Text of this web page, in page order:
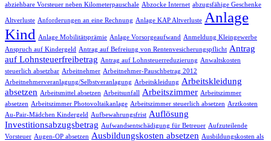
abziehbare Vorsteuer neben Kilometerpauschale Abzocke Internet abzugsfähige Geschenke
Altverluste Anforderungen an eine Rechnung Anlage KAP Altverluste Anlage
Kind
Anlage Mobilitätsprämie Anlage Vorsorgeaufwand
Anmeldung Kleingewerbe
Anspruch auf Kindergeld
Antrag auf Befreiung von Rentenvesicherungspflicht Antrag
auf Lohnsteuerfreibetrag Antrag auf Lohnsteuerreduzierung Anwaltskosten
steuerlich absetzbar Arbeitnehmer Arbeitnehmer-Pauschbetrag 2012
Arbeitnehmerveranlagung/Selbstveranlagung Arbeitskleidung Arbeitskleidung
absetzen Arbeitsmittel absetzen Arbeitsunfall Arbeitszimmer Arbeitszimmer
absetzen Arbeitszimmer Photovoltaikanlage Arbeitszimmer steuerlich absetzen Arztkosten
Au-Pair-Mädchen Kindergeld
Aufbewahrungsfrist Auflösung
Investitionsabzugsbetrag Aufwandsentschädigung für Betreuer Aufzuteilende
Vorsteuer Augen-OP absetzen Ausbildungskosten absetzen Ausbildungskosten als